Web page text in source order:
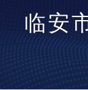
临安